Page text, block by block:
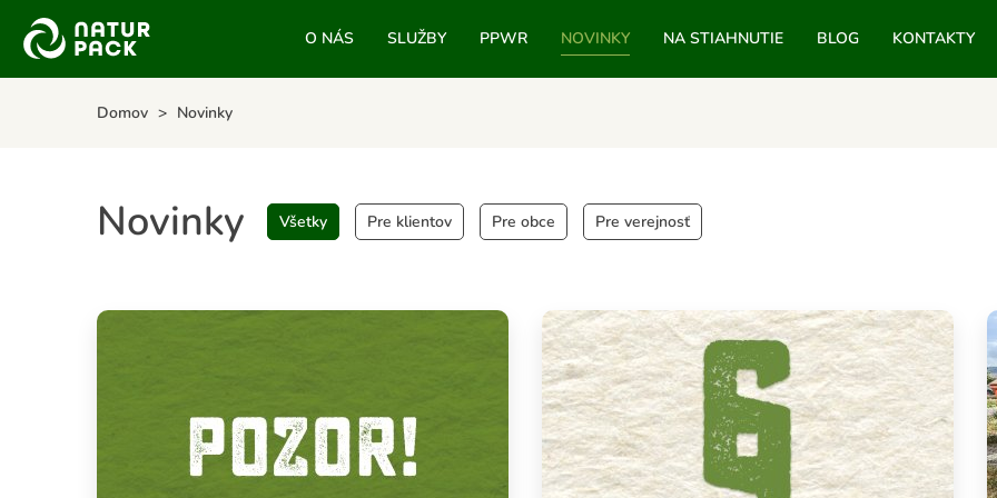
O NÁS SLUŽBY PPWR NOVINKY NA STIAHNUTIE BLOG KONTAKTY
Domov Novinky
Novinky Všetky Pre klientov Pre obce Pre verejnosť